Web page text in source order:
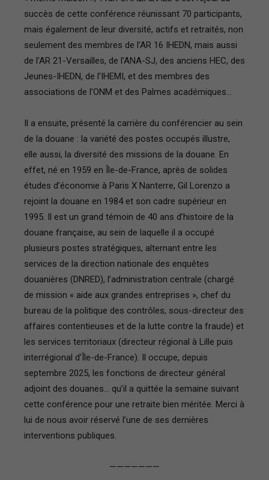
succès de cette conférence réunissant 70 participants,
mais également de leur diversité, actifs et retraités, non
seulement des membres de l’AR 16 IHEDN, mais aussi
de l’AR 21-Versailles, de l’ANA-SJ, des anciens HEC, des
Jeunes-IHEDN, de l’IHEMI, et des membres des
associations de l’ONM et des Palmes académiques…
Il a ensuite, présenté la carrière du conférencier au sein
de la douane : la variété des postes occupés illustre,
elle aussi, la diversité des missions de la douane. En
effet, né en 1959 en Île-de-France, après de solides
études d’économie à Paris X Nanterre, Gil Lorenzo a
rejoint la douane en 1984 et son cadre supérieur en
1995. Il est un grand témoin de 40 ans d’histoire de la
douane française, au sein de laquelle il a occupé
plusieurs postes stratégiques, alternant entre les
services de la direction nationale des enquêtes
douanières (DNRED), l’administration centrale (chargé
de mission « aide aux grandes entreprises », chef du
bureau de la politique des contrôles, sous-directeur des
affaires contentieuses et de la lutte contre la fraude) et
les services territoriaux (directeur régional à Lille puis
interrégional d’Île-de-France). Il occupe, depuis
septembre 2025, les fonctions de directeur général
adjoint des douanes… qu’il a quittée la semaine suivant
cette conférence pour une retraite bien méritée. Merci à
lui de nous avoir réservé l’une de ses dernières
interventions publiques.
———————